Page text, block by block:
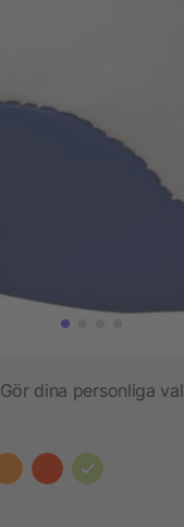
Gör dina personliga val